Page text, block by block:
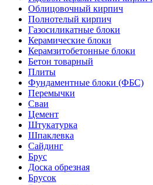
Облицовочный кирпич
Полнотелый кирпич
Газосиликатные блоки
Керамические блоки
Керамзитобетонные блоки
Бетон товарный
Плиты
Фундаментные блоки (ФБС)
Перемычки
Сваи
Цемент
Штукатурка
Шпаклевка
Сайдинг
Брус
Доска обрезная
Брусок